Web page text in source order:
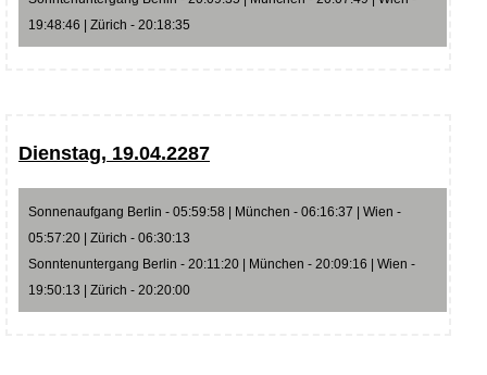
19:48:46 | Zürich - 20:18:35
Dienstag, 19.04.2287
Sonnenaufgang Berlin - 05:59:58 | München - 06:16:37 | Wien -
05:57:20 | Zürich - 06:30:13
Sonntenuntergang Berlin - 20:11:20 | München - 20:09:16 | Wien -
19:50:13 | Zürich - 20:20:00